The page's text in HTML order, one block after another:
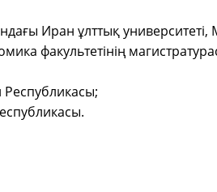
Иран ұлттық
факультетінің